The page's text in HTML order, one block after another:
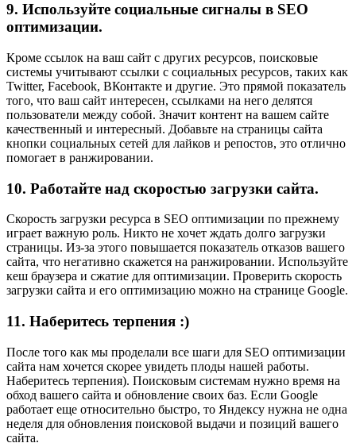
9. Используйте социальные сигналы в SEO
оптимизации.
Кроме ссылок на ваш сайт с других ресурсов, поисковые
системы учитывают ссылки с социальных ресурсов, таких как
Twitter, Facebook, ВКонтакте и другие. Это прямой показатель
того, что ваш сайт интересен, ссылками на него делятся
пользователи между собой. Значит контент на вашем сайте
качественный и интересный. Добавьте на страницы сайта
кнопки социальных сетей для лайков и репостов, это отлично
помогает в ранжировании.
10. Работайте над скоростью загрузки сайта.
Скорость загрузки ресурса в SEO оптимизации по прежнему
играет важную роль. Никто не хочет ждать долго загрузки
страницы. Из-за этого повышается показатель отказов вашего
сайта, что негативно скажется на ранжировании. Используйте
кеш браузера и сжатие для оптимизации. Проверить скорость
загрузки сайта и его оптимизацию можно на странице Google.
11. Наберитесь терпения :)
После того как мы проделали все шаги для SEO оптимизации
сайта нам хочется скорее увидеть плоды нашей работы.
Наберитесь терпения). Поисковым системам нужно время на
обход вашего сайта и обновление своих баз. Если Google
работает еще относительно быстро, то Яндексу нужна не одна
неделя для обновления поисковой выдачи и позиций вашего
сайта.